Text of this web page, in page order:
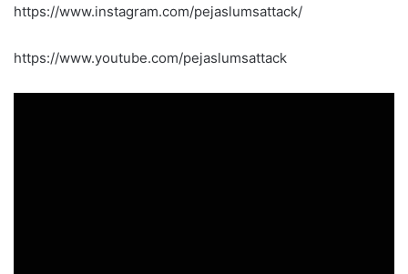
https://www.instagram.com/pejaslumsattack/
https://www.youtube.com/pejaslumsattack